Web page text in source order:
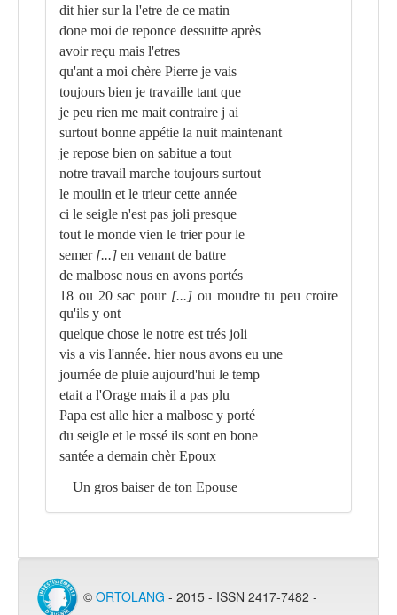
dit hier sur la l'etre de ce matin
done moi de reponce dessuitte après
avoir reçu mais l'etres
qu'ant a moi chère Pierre je vais
toujours bien je travaille tant que
je peu rien me mait contraire j ai
surtout bonne appétie la nuit maintenant
je repose bien on sabitue a tout
notre travail marche toujours surtout
le moulin et le trieur cette année
ci le seigle n'est pas joli presque
tout le monde vien le trier pour le
semer [...] en venant de battre
de malbosc nous en avons portés
18 ou 20 sac pour [...] ou moudre tu peu croire
qu'ils y ont
quelque chose le notre est trés joli
vis a vis l'année. hier nous avons eu une
journée de pluie aujourd'hui le temp
etait a l'Orage mais il a pas plu
Papa est alle hier a malbosc y porté
du seigle et le rossé ils sont en bone
santée a demain chèr Epoux
Un gros baiser de ton Epouse
© ORTOLANG - 2015 - ISSN 2417-7482 -